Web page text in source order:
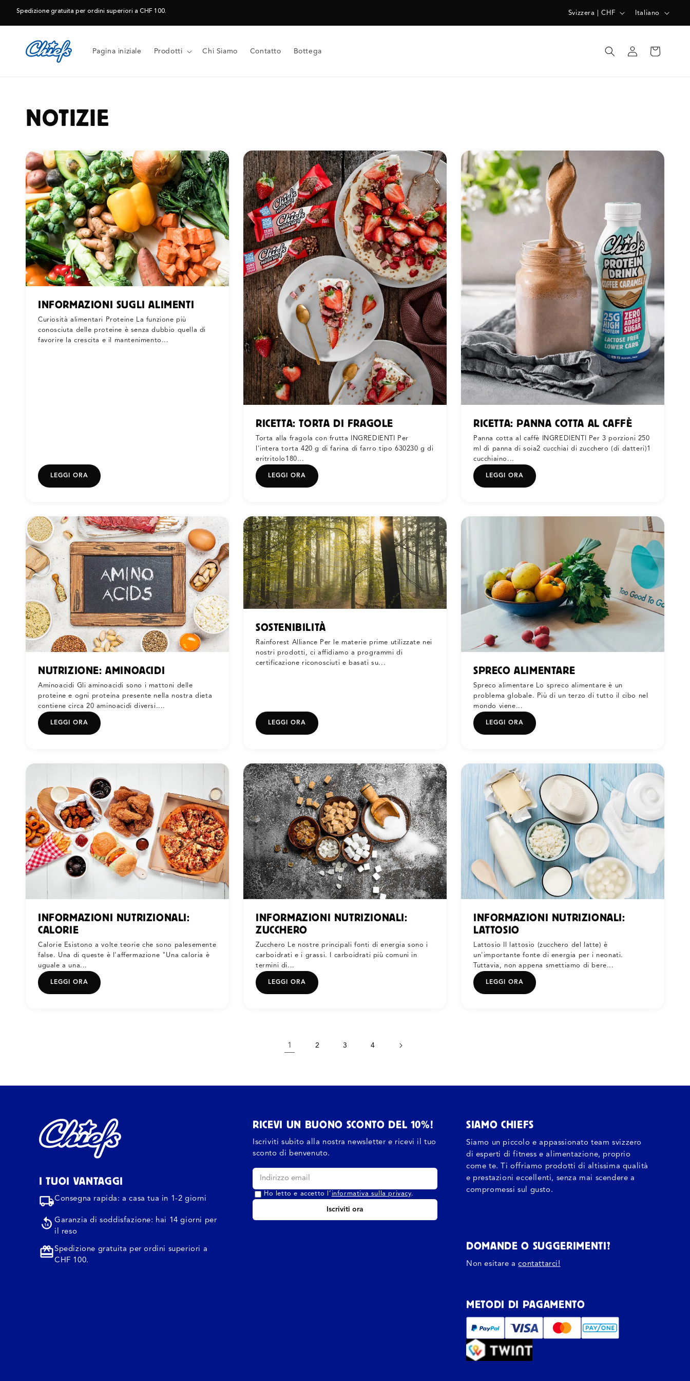
direttamente
Spedizione gratuita per ordini superiori a CHF 100.
P
A
A
G
E
O
G
R
A
F
I
C
A
Svizzera | CHF
I
N
Italiano
Pagina iniziale Prodotti Chi Siamo Contatto Bottega Accedi Carrello
NOTIZIE
INFORMAZIONI SUGLI ALIMENTI
Curiosità alimentari Proteine La funzione più
conosciuta delle proteine è senza dubbio quella di
favorire la crescita e il mantenimento...
LEGGI ORA
RICETTA: TORTA DI FRAGOLE
Torta alla fragola con frutta INGREDIENTI Per
l'intera torta 420 g di farina di farro tipo 630230 g di
eritritolo180...
LEGGI ORA
RICETTA: PANNA COTTA AL CAFFÈ
Panna cotta al caffè INGREDIENTI Per 3 porzioni 250
ml di panna di soia2 cucchiai di zucchero (di datteri)1
cucchiaino...
LEGGI ORA
NUTRIZIONE: AMINOACIDI
Aminoacidi Gli aminoacidi sono i mattoni delle
proteine e ogni proteina presente nella nostra dieta
contiene circa 20 aminoacidi diversi....
LEGGI ORA
SOSTENIBILITÀ
Rainforest Alliance Per le materie prime utilizzate nei
nostri prodotti, ci affidiamo a programmi di
certificazione riconosciuti e basati su...
LEGGI ORA
SPRECO ALIMENTARE
Spreco alimentare Lo spreco alimentare è un
problema globale. Più di un terzo di tutto il cibo nel
mondo viene...
LEGGI ORA
INFORMAZIONI NUTRIZIONALI:
CALORIE
Calorie Esistono a volte teorie che sono palesemente
false. Una di queste è l'affermazione "Una caloria è
uguale a una...
LEGGI ORA
INFORMAZIONI NUTRIZIONALI:
ZUCCHERO
Zucchero Le nostre principali fonti di energia sono i
carboidrati e i grassi. I carboidrati più comuni in
termini di...
LEGGI ORA
INFORMAZIONI NUTRIZIONALI:
LATTOSIO
Lattosio Il lattosio (zucchero del latte) è
un'importante fonte di energia per i neonati.
Tuttavia, non appena smettiamo di bere...
LEGGI ORA
1 2 3 4
I TUOI VANTAGGI
Consegna rapida: a casa tua in 1-2 giorni
Garanzia di soddisfazione: hai 14 giorni per
il reso
Spedizione gratuita per ordini superiori a
CHF 100.
RICEVI UN BUONO SCONTO DEL 10%!
Iscriviti subito alla nostra newsletter e ricevi il tuo
sconto di benvenuto.
Ho letto e accetto l’ informativa sulla privacy.
Iscriviti ora
SIAMO CHIEFS
Siamo un piccolo e appassionato team svizzero
di esperti di fitness e alimentazione, proprio
come te. Ti offriamo prodotti di altissima qualità
e prestazioni eccellenti, senza mai scendere a
compromessi sul gusto.
DOMANDE O SUGGERIMENTI?
Non esitare acontattarci!
METODI DI PAGAMENTO